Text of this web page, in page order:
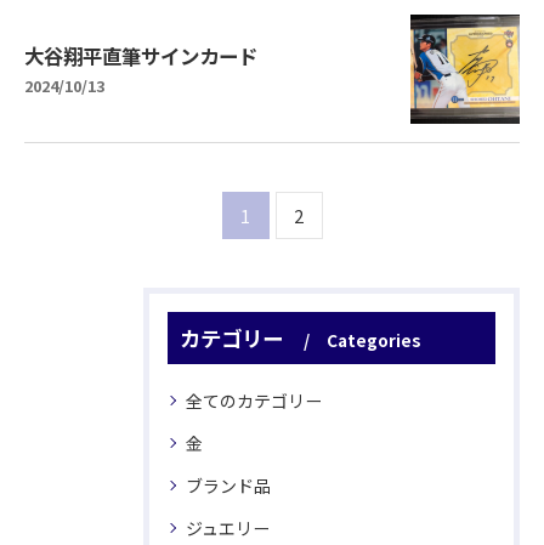
大谷翔平直筆サインカード
2024/10/13
1 2
カテゴリー Categories
全てのカテゴリー
金
ブランド品
ジュエリー